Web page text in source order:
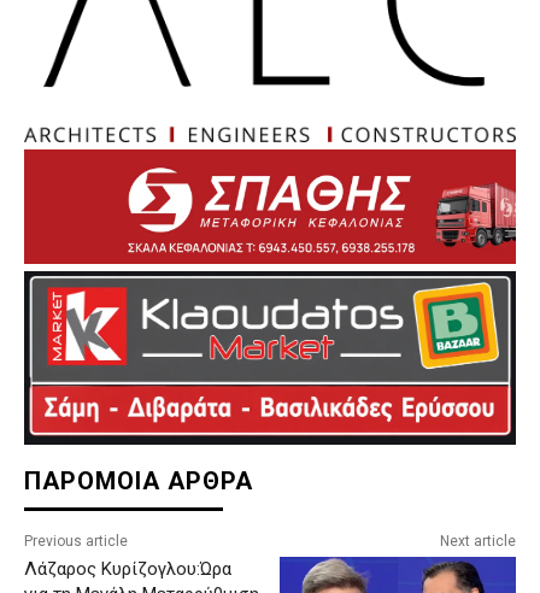
ΠΑΡΟΜΟΙΑ ΑΡΘΡΑ
Previous article
Λάζαρος Κυρίζογλου:Ώρα
Next article